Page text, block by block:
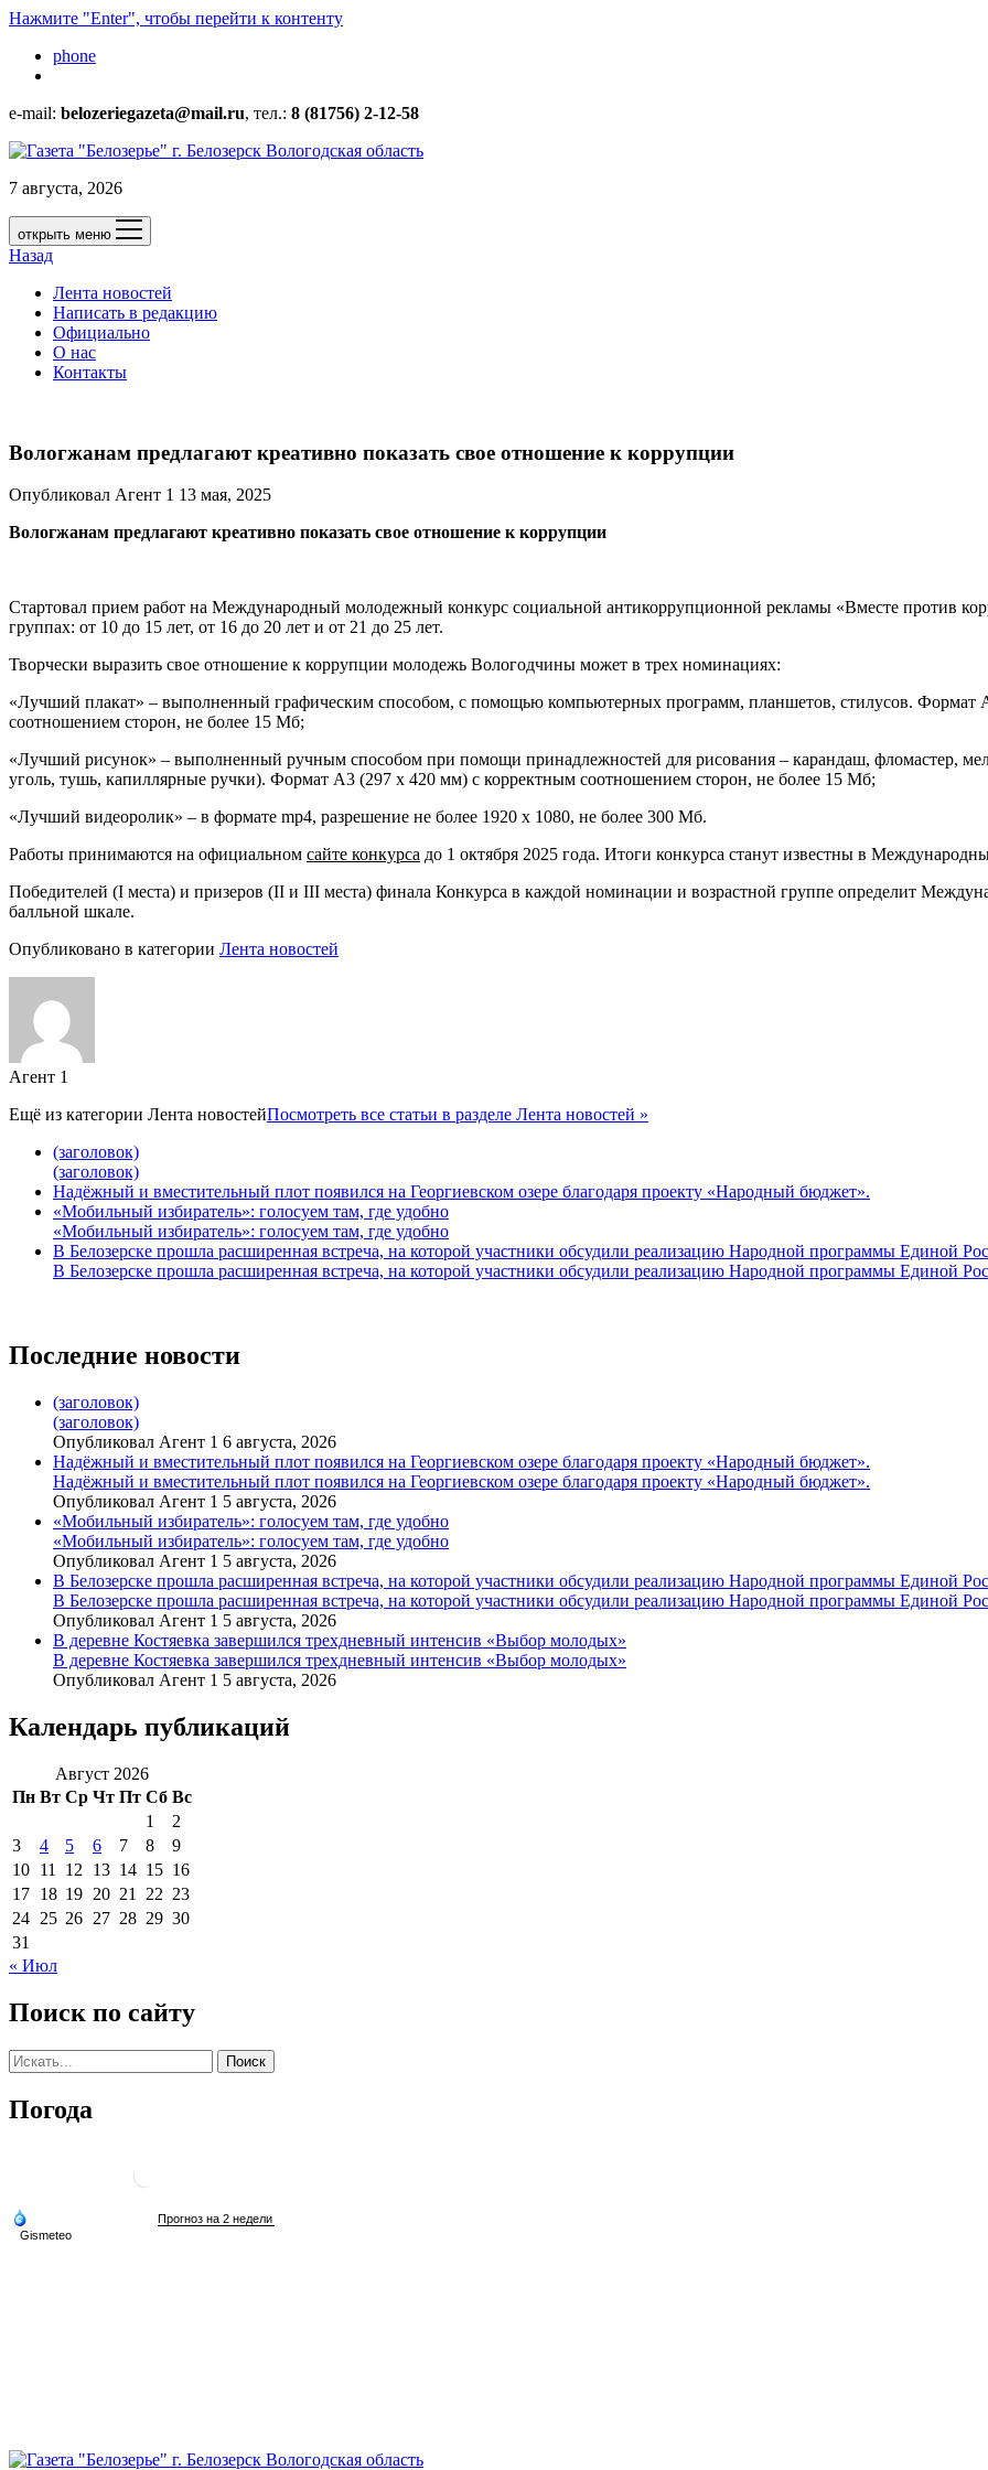
Нажмите "Enter", чтобы перейти к контенту
phone
e-mail: belozeriegazeta@mail.ru, тел.: 8 (81756) 2-12-58
7 августа, 2026
открыть меню
Назад
Лента новостей
Написать в редакцию
Официально
О нас
Контакты
Вологжанам предлагают креативно показать свое отношение к коррупции
Опубликовал Агент 1 13 мая, 2025
Вологжанам предлагают креативно показать свое отношение к коррупции
Стартовал прием работ на Международный молодежный конкурс социальной антикоррупционной рекламы «Вместе против
группах: от 10 до 15 лет, от 16 до 20 лет и от 21 до 25 лет.
Творчески выразить свое отношение к коррупции молодежь Вологодчины может в трех номинациях:
«Лучший плакат» – выполненный графическим способом, с помощью компьютерных программ, планшетов, стилусов. Формат
соотношением сторон, не более 15 Мб;
«Лучший рисунок» – выполненный ручным способом при помощи принадлежностей для рисования – карандаш, фломастер,
уголь, тушь, капиллярные ручки). Формат А3 (297 х 420 мм) с корректным соотношением сторон, не более 15 Мб;
«Лучший видеоролик» – в формате mp4, разрешение не более 1920 х 1080, не более 300 Мб.
Работы принимаются на официальном сайте конкурса до 1 октября 2025 года. Итоги конкурса станут известны в
Победителей (I места) и призеров (II и III места) финала Конкурса в каждой номинации и возрастной группе определит
балльной шкале.
Опубликовано в категории Лента новостей
Агент 1
Ещё из категории Лента новостейПосмотреть все статьи в разделе Лента новостей »
(заголовок)
(заголовок)
Надёжный и вместительный плот появился на Георгиевском озере благодаря проекту «Народный бюджет».
«Мобильный избиратель»: голосуем там, где удобно
«Мобильный избиратель»: голосуем там, где удобно
В Белозерске прошла расширенная встреча, на которой участники обсудили реализацию Народной программы Единой
В Белозерске прошла расширенная встреча, на которой участники обсудили реализацию Народной программы Единой
Последние новости
(заголовок)
(заголовок)
Опубликовал Агент 1 6 августа, 2026
Надёжный и вместительный плот появился на Георгиевском озере благодаря проекту «Народный бюджет».
Надёжный и вместительный плот появился на Георгиевском озере благодаря проекту «Народный бюджет».
Опубликовал Агент 1 5 августа, 2026
«Мобильный избиратель»: голосуем там, где удобно
«Мобильный избиратель»: голосуем там, где удобно
Опубликовал Агент 1 5 августа, 2026
В Белозерске прошла расширенная встреча, на которой участники обсудили реализацию Народной программы Единой
В Белозерске прошла расширенная встреча, на которой участники обсудили реализацию Народной программы Единой
Опубликовал Агент 1 5 августа, 2026
В деревне Костяевка завершился трехдневный интенсив «Выбор молодых»
В деревне Костяевка завершился трехдневный интенсив «Выбор молодых»
Опубликовал Агент 1 5 августа, 2026
Календарь публикаций
Август 2026
Пн Вт Ср Чт Пт Сб Вс
1
2
3
4 5 6 7 8
9
10 11 12 13 14 15 16
17 18 19 20 21 22 23
24 25 26 27 28 29 30
31
« Июл
Поиск по сайту
Погода